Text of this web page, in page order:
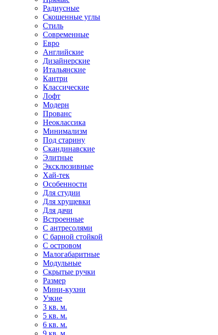
Радиусные
Скошенные углы
Стиль
Современные
Евро
Английские
Дизайнерские
Итальянские
Кантри
Классические
Лофт
Модерн
Прованс
Неоклассика
Минимализм
Под старину
Скандинавские
Элитные
Эксклюзивные
Хай-тек
Особенности
Для студии
Для хрущевки
Для дачи
Встроенные
С антресолями
С барной стойкой
С островом
Малогабаритные
Модульные
Скрытые ручки
Размер
Мини-кухни
Узкие
3 кв. м.
5 кв. м.
6 кв. м.
9 кв. м.